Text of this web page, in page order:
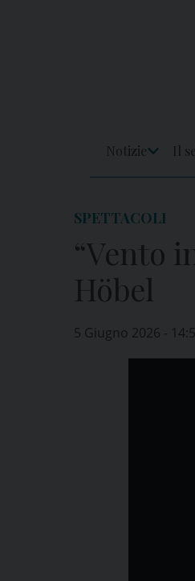
Notizie
Il
SPETTACOLI
“Vento
Höbel
5 Giugno 2026 -